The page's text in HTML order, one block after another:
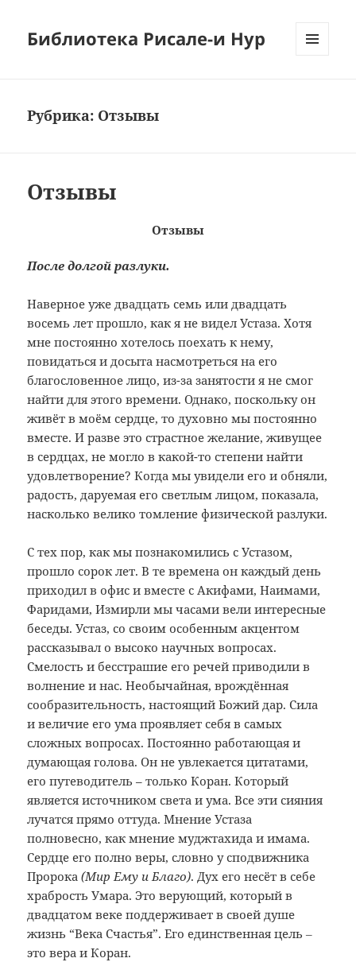
Библиотека Рисале-и Нур
Рубрика: Отзывы
Отзывы
Отзывы
После долгой разлуки.
Наверное уже двадцать семь или двадцать
восемь лет прошло, как я не видел Устаза. Хотя
мне постоянно хотелось поехать к нему,
повидаться и досыта насмотреться на его
благословенное лицо, из-за занятости я не смог
найти для этого времени. Однако, поскольку он
живёт в моём сердце, то духовно мы постоянно
вместе. И разве это страстное желание, живущее
в сердцах, не могло в какой-то степени найти
удовлетворение? Когда мы увидели его и обняли,
радость, даруемая его светлым лицом, показала,
насколько велико томление физической разлуки.
С тех пор, как мы познакомились с Устазом,
прошло сорок лет. В те времена он каждый день
приходил в офис и вместе с Акифами, Наимами,
Фаридами, Измирли мы часами вели интересные
беседы. Устаз, со своим особенным акцентом
рассказывал о высоко научных вопросах.
Смелость и бесстрашие его речей приводили в
волнение и нас. Необычайная, врождённая
сообразительность, настоящий Божий дар. Сила
и величие его ума проявляет себя в самых
сложных вопросах. Постоянно работающая и
думающая голова. Он не увлекается цитатами,
его путеводитель – только Коран. Который
является источником света и ума. Все эти сияния
лучатся прямо оттуда. Мнение Устаза
полновесно, как мнение муджтахида и имама.
Сердце его полно веры, словно у сподвижника
Пророка(Мир Ему и Благо). Дух его несёт в себе
храбрость Умара. Это верующий, который в
двадцатом веке поддерживает в своей душе
жизнь “Века Счастья”. Его единственная цель ‒
это вера и Коран.